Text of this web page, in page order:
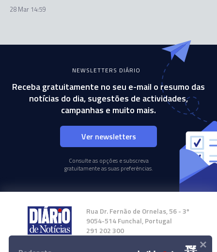
28 Mar 14:59
NEWSLETTERS DIÁRIO
Receba gratuitamente no seu e-mail o resumo das
notícias do dia, sugestões de actividades,
campanhas e muito mais.
Ver newsletters
Consulte as opções e subscreva
gratuitamente as suas preferências.
Rua Dr. Fernão de Ornelas, 56 - 3º
9054-514 Funchal, Portugal
291 202 300
×